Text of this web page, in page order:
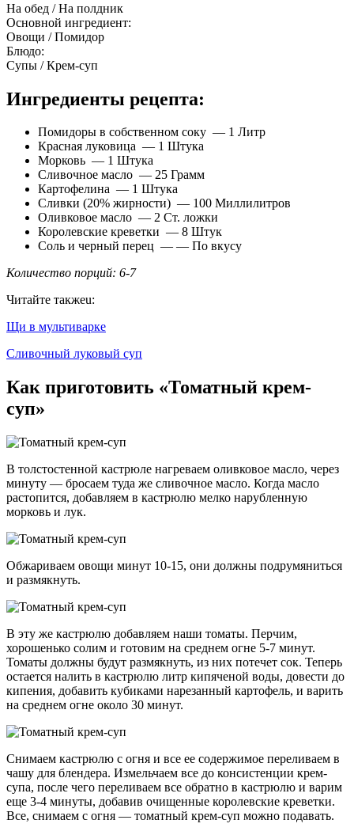
На обед / На полдник
Основной ингредиент:
Овощи / Помидор
Блюдо:
Супы / Крем-суп
Ингредиенты рецепта:
Помидоры в собственном соку — 1 Литр
Красная луковица — 1 Штука
Морковь — 1 Штука
Сливочное масло — 25 Грамм
Картофелина — 1 Штука
Сливки (20% жирности) — 100 Миллилитров
Оливковое масло — 2 Ст. ложки
Королевские креветки — 8 Штук
Соль и черный перец — — По вкусу
Количество порций: 6-7
Читайте такжеu:
Щи в мультиварке
Сливочный луковый суп
Как приготовить «Томатный крем-
суп»
В толстостенной кастрюле нагреваем оливковое масло, через
минуту — бросаем туда же сливочное масло. Когда масло
растопится, добавляем в кастрюлю мелко нарубленную
морковь и лук.
Обжариваем овощи минут 10-15, они должны подрумяниться
и размякнуть.
В эту же кастрюлю добавляем наши томаты. Перчим,
хорошенько солим и готовим на среднем огне 5-7 минут.
Томаты должны будут размякнуть, из них потечет сок. Теперь
остается налить в кастрюлю литр кипяченой воды, довести до
кипения, добавить кубиками нарезанный картофель, и варить
на среднем огне около 30 минут.
Снимаем кастрюлю с огня и все ее содержимое переливаем в
чашу для блендера. Измельчаем все до консистенции крем-
супа, после чего переливаем все обратно в кастрюлю и варим
еще 3-4 минуты, добавив очищенные королевские креветки.
Все, снимаем с огня — томатный крем-суп можно подавать.